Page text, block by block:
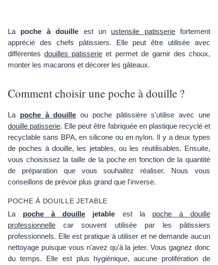
La poche à douille est un ustensile patisseriefortement
apprécié des chefs pâtissiers. Elle peut être utilisée avec
différentesdouilles patisserie et permet de garnir des choux,
monter les macarons et décorer les gâteaux.
Comment choisir une poche à douille ?
La poche à douille ou poche pâtissière s'utilise avec une
douille patisserie. Elle peut être fabriquée en plastique recyclé et
recyclable sans BPA, en silicone ou en nylon. Il y a deux types
de poches à douille, les jetables, ou les réutilisables. Ensuite,
vous choisissez la taille de la poche en fonction de la quantité
de préparation que vous souhaitez réaliser. Nous vous
conseillons de prévoir plus grand que l'inverse.
POCHE À DOUILLE JETABLE
La poche à douille jetable est la poche à douille
professionnelle car souvent utilisée par les pâtissiers
professionnels. Elle est pratique à utiliser et ne demande aucun
nettoyage puisque vous n'avez qu'à la jeter. Vous gagnez donc
du temps. Elle est plus hygiénique, aucune prolifération de